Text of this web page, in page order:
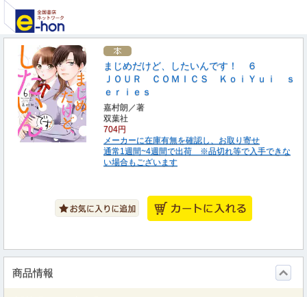
まじめだけど、したいんです！ ６
ＪＯＵＲ ＣＯＭＩＣＳ ＫｏｉＹｕｉ ｓ
ｅｒｉｅｓ
嘉村朗／著
双葉社
704円
メーカーに在庫有無を確認し、お取り寄せ
通常1週間~4週間で出荷 ※品切れ等で入手できな
い場合もございます
商品情報